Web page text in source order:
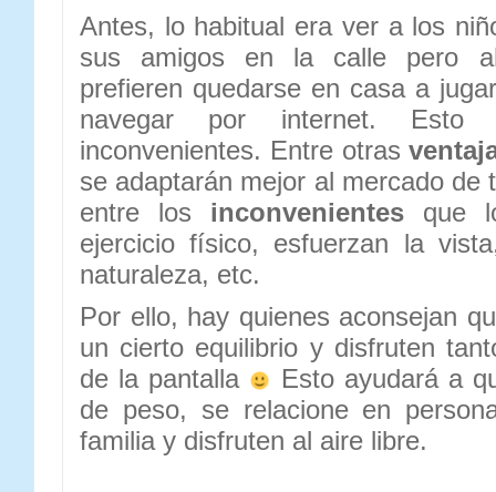
Antes, lo habitual era ver a los
sus amigos en la calle pero
prefieren quedarse en casa a
navegar por internet. Esto
inconvenientes. Entre otras
se adaptarán mejor al mercado de
entre los inconvenientes que
ejercicio físico, esfuerzan la
naturaleza, etc.
Por ello, hay quienes aconsejan
un cierto equilibrio y disfruten
de la pantalla
Esto ayudará a
de peso, se relacione en
familia y disfruten al aire libre.